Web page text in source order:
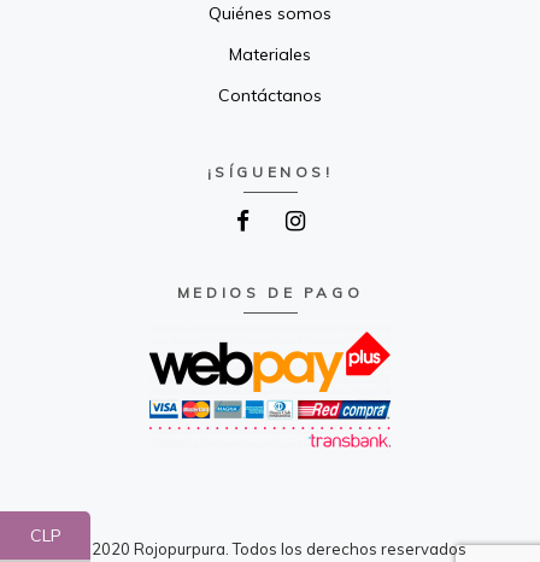
Quiénes somos
Materiales
Contáctanos
¡SÍGUENOS!
MEDIOS DE PAGO
© 2020 Rojopurpura. Todos los derechos reservados
CLP